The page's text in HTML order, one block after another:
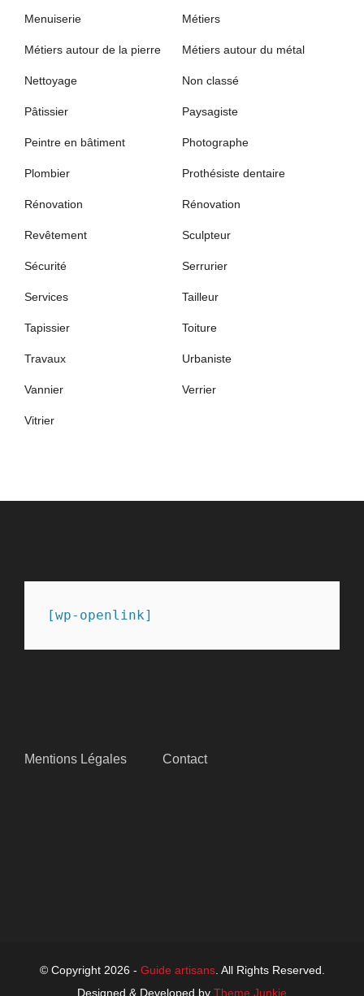
Menuiserie Métiers
Métiers autour de la pierre Métiers autour du métal
Nettoyage Non classé
Pâtissier Paysagiste
Peintre en bâtiment Photographe
Plombier Prothésiste dentaire
Rénovation Rénovation
Revêtement Sculpteur
Sécurité Serrurier
Services Tailleur
Tapissier Toiture
Travaux Urbaniste
Vannier Verrier
Vitrier
[wp-openlink]
Mentions Légales Contact
© Copyright 2026 - Guide artisans. All Rights Reserved.
Designed & Developed by Theme Junkie